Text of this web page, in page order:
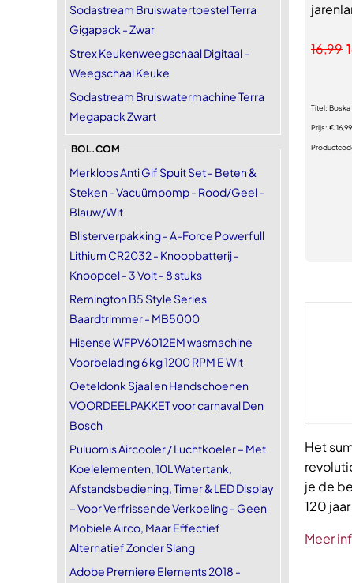
Sodastream Bruiswatertoestel Terra
Gigapack - Zwar
Strex Keukenweegschaal Digitaal -
Weegschaal Keuke
Sodastream Bruiswatermachine Terra
Megapack Zwart
BOL.COM
Merkloos Anti Gif Spuit Set - Beten &
Steken - Vacuümpomp - Rood/Geel -
Blauw/Wit
Blisterverpakking - A-Force Powerfull
Lithium CR2032 - Knoopbatterij -
Knoopcel - 3 Volt - 8 stuks
Remington B5 Style Series
Baardtrimmer - MB5000
Hisense WFPV6012EM wasmachine
Voorbelading 6 kg 1200 RPM E Wit
Oeteldonk Sjaal en Handschoenen
VOORDEELPAKKET voor carnaval Den
Bosch
Puluomis Aircooler / Luchtkoeler – Met
Koelelementen, 10L Watertank,
Afstandsbediening, Timer & LED Display
– Voor Verfrissende Verkoeling - Geen
Mobiele Airco, Maar Effectief
Alternatief Zonder Slang
Adobe Premiere Elements 2018 -
16,99
Titel: Boska
Prijs: € 16,99
Het
je de
120
Meer